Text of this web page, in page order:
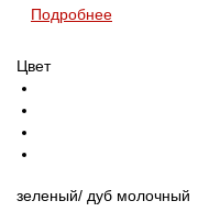
Подробнее
Цвет
зеленый/ дуб молочный